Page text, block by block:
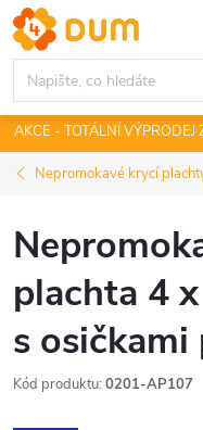
Přejít
na
obsah
AKCE - TOTÁLNÍ
Nepromokavé krycí
plachta 4
s
Kód produktu: 0201-AP107